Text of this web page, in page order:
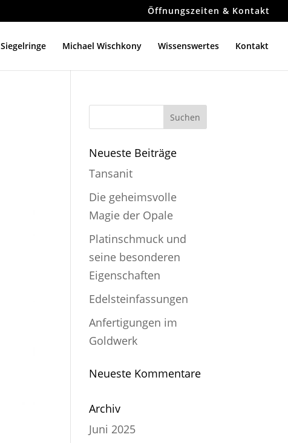
Öffnungszeiten & Kontakt
Siegelringe Michael Wischkony Wissenswertes Kontakt
Neueste Beiträge
Tansanit
Die geheimsvolle
Magie der Opale
Platinschmuck und
seine besonderen
Eigenschaften
Edelsteinfassungen
Anfertigungen im
Goldwerk
Neueste Kommentare
Archiv
Juni 2025